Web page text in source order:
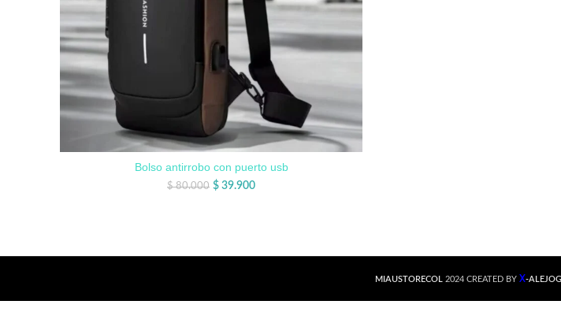
Bolso antirrobo con puerto usb
$80.000 $ 39.900
MIAUSTORECOL 2024 CREATED BY X-